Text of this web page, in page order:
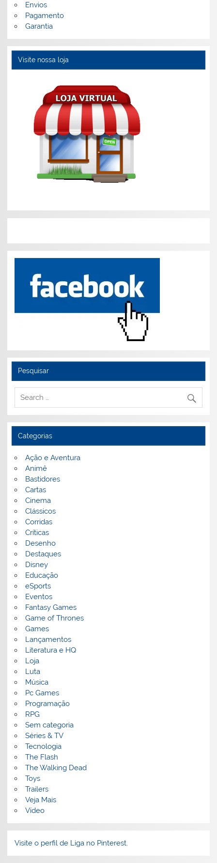
Envios
Pagamento
Garantia
Visite nossa loja
Pesquisar
Categorias
Ação e Aventura
Animê
Bastidores
Cartas
Cinema
Clássicos
Corridas
Críticas
Desenho
Destaques
Disney
Educação
eSports
Eventos
Fantasy Games
Game of Thrones
Games
Lançamentos
Literatura e HQ
Loja
Luta
Música
Pc Games
Programação
RPG
Sem categoria
Séries & TV
Tecnologia
The Flash
The Walking Dead
Toys
Trailers
Veja Mais
Vídeo
Visite o perfil de Liga no Pinterest.